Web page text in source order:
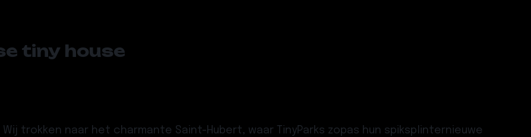
tiny house
trokken naar het charmante Saint-Hubert, waar TinyParks zopas hun spiksplinternieuwe